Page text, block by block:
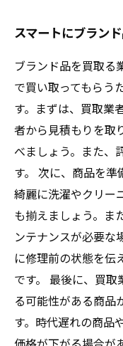
スマートにブラン
ブランド品を買取る
で買い取ってもらう
す。まずは、買取業
者から見積もりを取
べましょう。また、
す。 次に、商品を
綺麗に洗濯やクリー
も揃えましょう。ま
ンテナンスが必要な
に修理前の状態を伝
です。 最後に、買
る可能性がある商品
す。時代遅れの商品